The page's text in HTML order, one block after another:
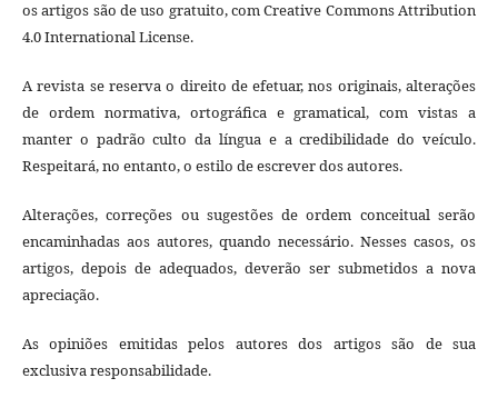
os artigos são de uso gratuito, com Creative Commons Attribution
4.0 International License.
A revista se reserva o direito de efetuar, nos originais, alterações
de ordem normativa, ortográfica e gramatical, com vistas a
manter o padrão culto da língua e a credibilidade do veículo.
Respeitará, no entanto, o estilo de escrever dos autores.
Alterações, correções ou sugestões de ordem conceitual serão
encaminhadas aos autores, quando necessário. Nesses casos, os
artigos, depois de adequados, deverão ser submetidos a nova
apreciação.
As opiniões emitidas pelos autores dos artigos são de sua
exclusiva responsabilidade.